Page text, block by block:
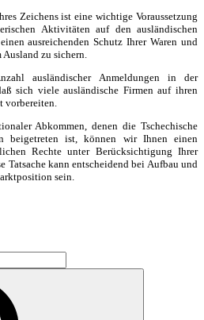
Zeichens ist eine wichtige Voraussetzung
Aktivitäten auf den ausländischen
ausreichenden Schutz Ihrer Waren und
zu sichern.
ausländischer Anmeldungen in der
sich viele ausländische Firmen auf ihren
vorbereiten.
Abkommen, denen die Tschechische
beigetreten ist, können wir Ihnen einen
Rechte unter Berücksichtigung Ihrer
Tatsache kann entscheidend bei Aufbau und
sein.